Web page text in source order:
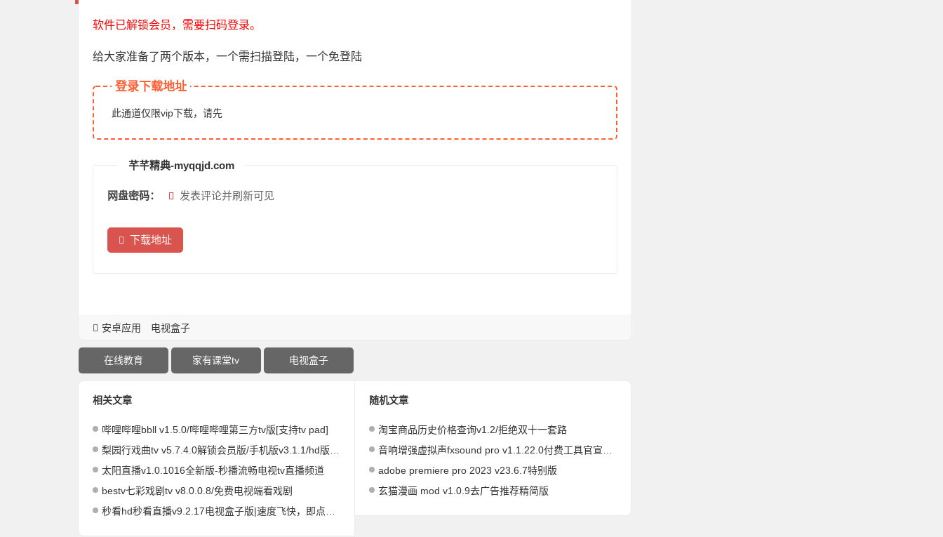
软件已解锁会员，需要扫码登录。
给大家准备了两个版本，一个需扫描登陆，一个免登陆
登录下载地址
此通道仅限vip下载，请先
芊芊精典-myqqjd.com
网盘密码： 发表评论并刷新可见
下载地址
安卓应用 电视盒子
在线教育 家有课堂tv 电视盒子
相关文章
哔哩哔哩bbll v1.5.0/哔哩哔哩第三方tv版[支持tv pad]
梨园行戏曲tv v5.7.4.0解锁会员版/手机版v3.1.1/hd版v1.0.2
太阳直播v1.0.1016全新版-秒播流畅电视tv直播频道
bestv七彩戏剧tv v8.0.0.8/免费电视端看戏剧
秒看hd秒看直播v9.2.17电视盒子版|速度飞快，即点即播
随机文章
淘宝商品历史价格查询v1.2/拒绝双十一套路
音响增强虚拟声fxsound pro v1.1.22.0付费工具官宣完全免费无限制使用！
adobe premiere pro 2023 v23.6.7特别版
玄猫漫画 mod v1.0.9去广告推荐精简版